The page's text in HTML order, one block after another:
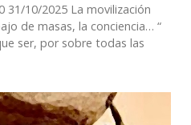
31/10/2025 La movilización
de masas, la conciencia… “
ser, por sobre todas las